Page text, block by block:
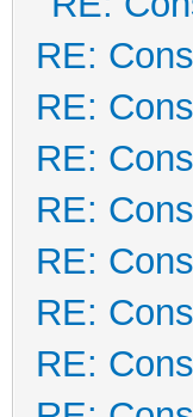
RE:
RE:
RE:
RE:
RE:
RE:
RE: